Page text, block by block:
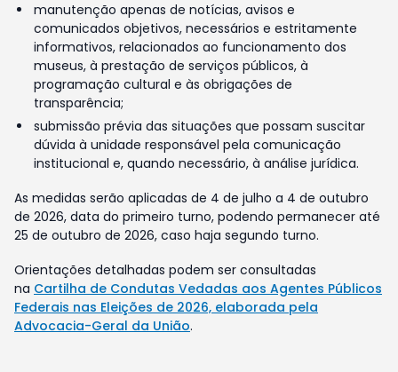
manutenção apenas de notícias, avisos e
comunicados objetivos, necessários e estritamente
informativos, relacionados ao funcionamento dos
museus, à prestação de serviços públicos, à
programação cultural e às obrigações de
transparência;
submissão prévia das situações que possam suscitar
dúvida à unidade responsável pela comunicação
institucional e, quando necessário, à análise jurídica.
As medidas serão aplicadas de 4 de julho a 4 de outubro
de 2026, data do primeiro turno, podendo permanecer até
25 de outubro de 2026, caso haja segundo turno.
Orientações detalhadas podem ser consultadas
na Cartilha de Condutas Vedadas aos Agentes Públicos
Federais nas Eleições de 2026, elaborada pela
Advocacia-Geral da União.